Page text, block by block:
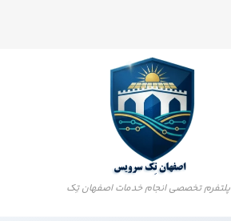
پلتفرم تخصصی انجام خدمات اصفهان تِک